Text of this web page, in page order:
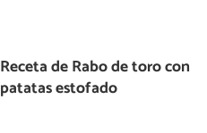
Receta de Rabo de toro con
patatas estofado